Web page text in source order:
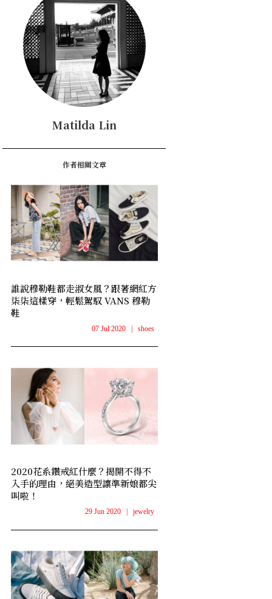
Matilda Lin
作者相關文章
誰說穆勒鞋都走淑女風？跟著網紅方
柒柒這樣穿，輕鬆駕馭 VANS 穆勒
鞋
07 Jul 2020 | shoes
2020花系鑽戒紅什麼？揭開不得不
入手的理由，絕美造型讓準新娘都尖
叫啦！
29 Jun 2020 jewelry